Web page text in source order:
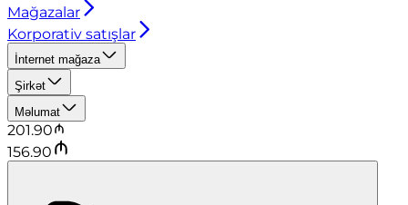
Mağazalar
Korporativ satışlar
İnternet mağaza
Şirkət
Məlumat
201.90
156.90